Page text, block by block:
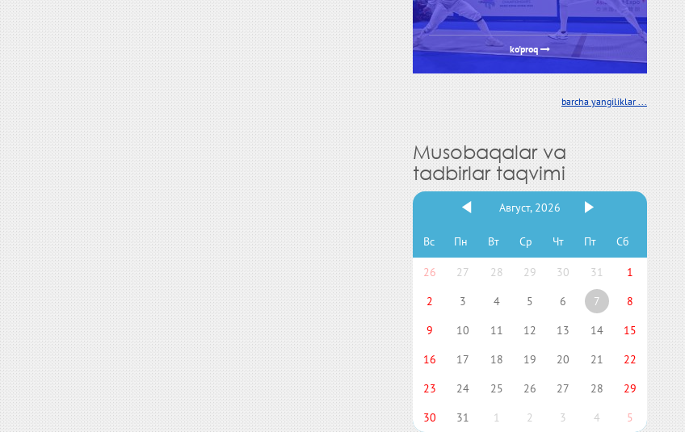
ko'proq
barcha yangiliklar ...
Musobaqalar va
tadbirlar taqvimi
Август, 2026
Вс Пн Вт Ср Чт Пт Сб
26 27 28 29 30 31
1
2
3 4 5 6 7
8
9
10 11 12 13 14
15
16
17 18 19 20 21
22
23
24 25 26 27 28
29
30
31 1 2 3 4 5